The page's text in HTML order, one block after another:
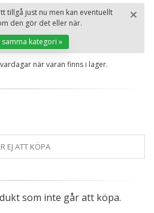
×
tillgå just nu men kan eventuellt
den gör det eller när.
kategori »
när varan finns i lager.
EJ ATT KÖPA
som inte går att köpa.